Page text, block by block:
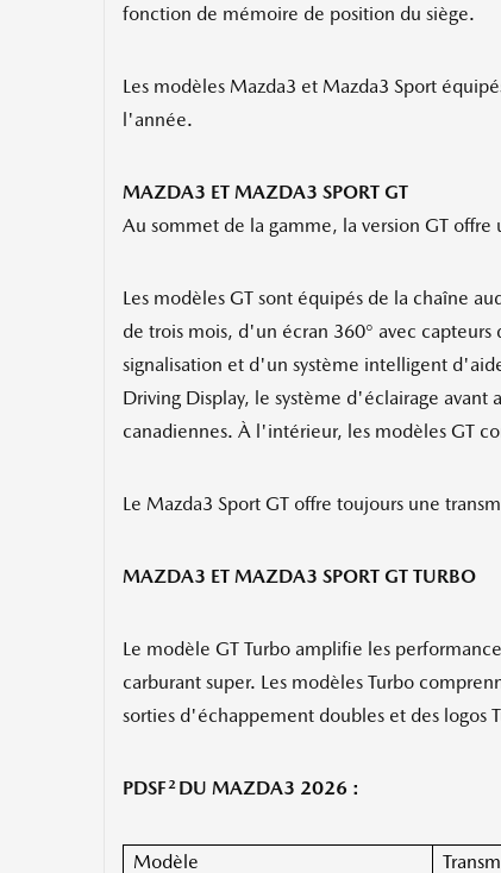
fonction de mémoire de position du siège.
Les modèles Mazda3 et Mazda3 Sport
l'année.
MAZDA3 ET MAZDA3 SPORT GT
Au sommet de la gamme, la version GT
Les modèles GT sont équipés de la chaîne
de trois mois, d'un écran 360° avec
signalisation et d'un système intelligent
Driving Display, le système d'éclairage
canadiennes. À l'intérieur, les modèles GT
Le Mazda3 Sport GT offre toujours une
MAZDA3 ET MAZDA3 SPORT GT TURBO
Le modèle GT Turbo amplifie les
carburant super. Les modèles Turbo
sorties d'échappement doubles et des logos
PDSF2DU MAZDA3 2026 :
Modèle